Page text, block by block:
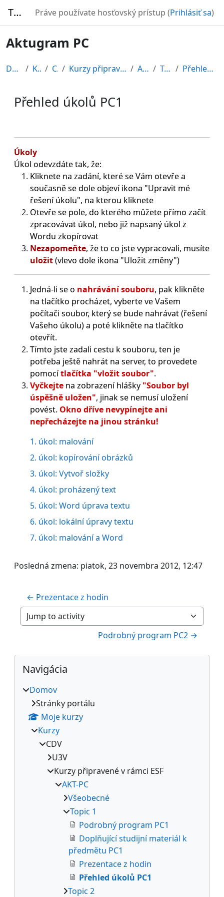
TURBO Práve používate hosťovský prístup (Prihlásiť sa)
Aktugram PC
Domov Kurzy CDV Kurzy připravené v rámci ESF AKT-PC Topic 1 Přehled úkolů PC1
Přehled úkolů PC1
Úkoly
Úkol odevzdáte tak, že:
Kliknete na zadání, které se Vám otevře a
současně se dole objeví ikona "Upravit mé
řešení úkolu", na kterou kliknete
Otevře se pole, do kterého můžete přímo začít
zpracovávat úkol, nebo již napsaný úkol z
Wordu zkopírovat
Nezapomeňte, že to co jste vypracovali, musíte
uložit(vlevo dole ikona "Uložit změny")
Jedná-li se o nahrávání souboru, pak klikněte
na tlačítko procházet, vyberte ve Vašem
počítači soubor, který se bude nahrávat (řešení
Vašeho úkolu) a poté klikněte na tlačítko
otevřít.
Tímto jste zadali cestu k souboru, ten je
potřeba ještě nahrát na server, to provedete
pomocítlačítka "vložit soubor".
Vyčkejte na zobrazení hlášky "Soubor byl
úspěšně uložen", jinak se nemusí uložení
povést. Okno dříve nevypínejte ani
nepřecházejte na jinou stránku!
1. úkol: malování
2. úkol: kopírování obrázků
3. úkol: Vytvoř složky
4. úkol: proházený text
5. úkol: Word úprava textu
6. úkol: lokální úpravy textu
7. úkol: malování a Word
Posledná zmena: piatok, 23 novembra 2012, 12:47
← Prezentace z hodin
Jump to activity
Podrobný program PC2 →
Bloky
Preskočiť Navigácia
Navigácia
Domov
Stránky portálu
Moje kurzy
Kurzy
CDV
U3V
Kurzy připravené v rámci ESF
AKT-PC
Všeobecné
Topic 1
Podrobný program PC1
Doplňující studijní materiál k
předmětu PC1
Prezentace z hodin
Přehled úkolů PC1
Topic 2